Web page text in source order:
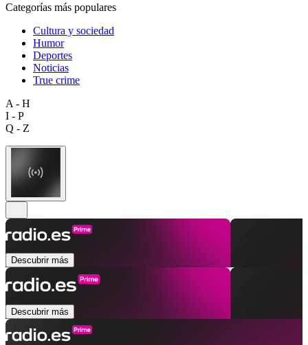
Categorías más populares
Cultura y sociedad
Humor
Deportes
Noticias
True crime
A - H
I - P
Q - Z
Descubrir más
Descubrir más